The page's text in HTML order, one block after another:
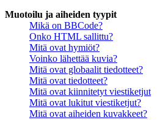
Muotoilu ja aiheiden tyypit
Mikä on BBCode?
Onko HTML sallittu?
Mitä ovat hymiöt?
Voinko lähettää kuvia?
Mitä ovat globaalit tiedotteet?
Mitä ovat tiedotteet?
Mitä ovat kiinnitetyt viestiketjut
Mitä ovat lukitut viestiketjut?
Mitä ovat aiheiden kuvakkeet?